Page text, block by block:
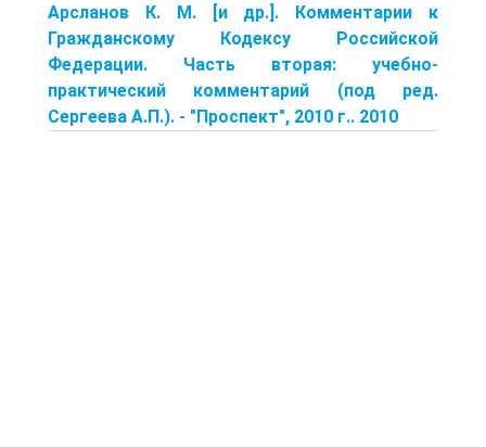
Арсланов К. М. [и др.]. Комментарии к
Гражданскому Кодексу Российской
Федерации. Часть вторая: учебно-
практический комментарий (под ред.
Сергеева А.П.). - "Проспект", 2010 г.. 2010